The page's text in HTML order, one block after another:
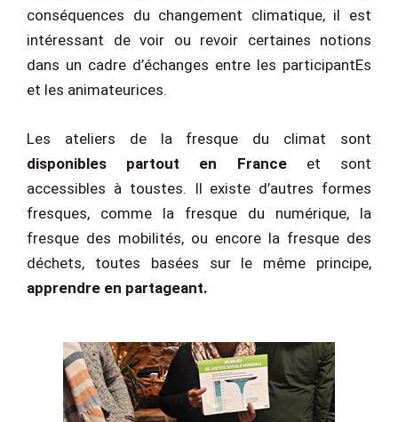
conséquences du changement climatique, il est
intéressant de voir ou revoir certaines notions
dans un cadre d’échanges entre les participantEs
et les animateurices.
Les ateliers de la fresque du climat sont
disponibles partout en Franceet sont
accessibles à toustes. Il existe d’autres formes
fresques, comme la fresque du numérique, la
fresque des mobilités, ou encore la fresque des
déchets, toutes basées sur le même principe,
apprendre en partageant.